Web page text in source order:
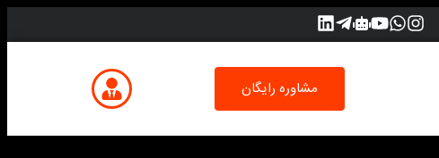
مشاوره رایگان